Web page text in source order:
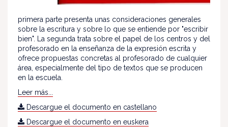
primera parte presenta unas consideraciones generales
sobre la escritura y sobre lo que se entiende por "escribir
bien". La segunda trata sobre el papel de los centros y del
profesorado en la enseñanza de la expresión escrita y
ofrece propuestas concretas al profesorado de cualquier
área, especialmente del tipo de textos que se producen
en la escuela.
Leer más...
Descargue el documento en castellano
Descargue el documento en euskera